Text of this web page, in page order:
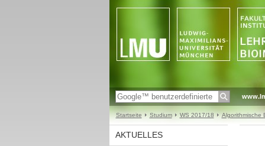
Startseite Studium WS 2017/18 Algorithmische
AKTUELLES